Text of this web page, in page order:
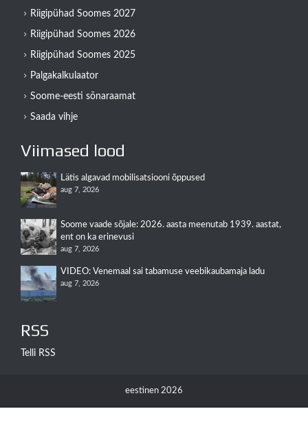
Riigipühad Soomes 2027
Riigipühad Soomes 2026
Riigipühad Soomes 2025
Palgakalkulaator
Soome-eesti sõnaraamat
Saada vihje
Viimased lood
Lätis algavad mobilisatsiooni õppused
aug 7, 2026
Soome vaade sõjale: 2026. aasta meenutab 1939. aastat,
ent on ka erinevusi
aug 7, 2026
VIDEO: Venemaal sai tabamuse veebikaubamaja ladu
aug 7, 2026
RSS
Telli RSS
eestinen 2026